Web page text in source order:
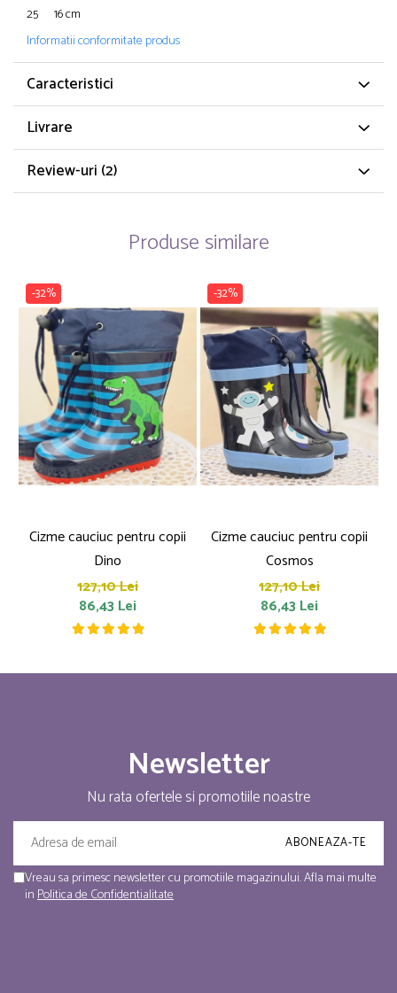
25 16 cm
Informatii conformitate produs
Caracteristici
Livrare
Review-uri (2)
Produse similare
-32%
Cizme cauciuc pentru copii
Dino
127,10 Lei
86,43 Lei
-32%
Cizme cauciuc pentru copii
Cosmos
127,10 Lei
86,43 Lei
Newsletter
Nu rata ofertele si promotiile noastre
Vreau sa primesc newsletter cu promotiile magazinului. Afla mai multe
inPolitica de Confidentialitate